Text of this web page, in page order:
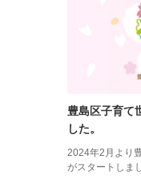
豊島区子育て
した。
2024年2月より
がスタートしま